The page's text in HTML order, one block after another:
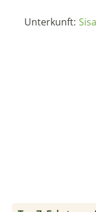
Unterkunft: